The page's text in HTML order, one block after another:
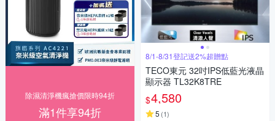
除濕清淨機瘋搶價限時94折
滿1件享94折
8/1-8/31登記送2%超贈點
TECO東元 32吋IPS低藍光液晶
顯示器 TL32K8TRE
$4,580
5 (1)